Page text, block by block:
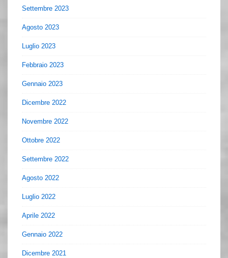
Settembre 2023
Agosto 2023
Luglio 2023
Febbraio 2023
Gennaio 2023
Dicembre 2022
Novembre 2022
Ottobre 2022
Settembre 2022
Agosto 2022
Luglio 2022
Aprile 2022
Gennaio 2022
Dicembre 2021